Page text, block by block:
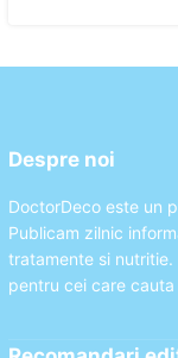
Despre noi
DoctorDeco este un
Publicam zilnic
tratamente si
pentru cei care